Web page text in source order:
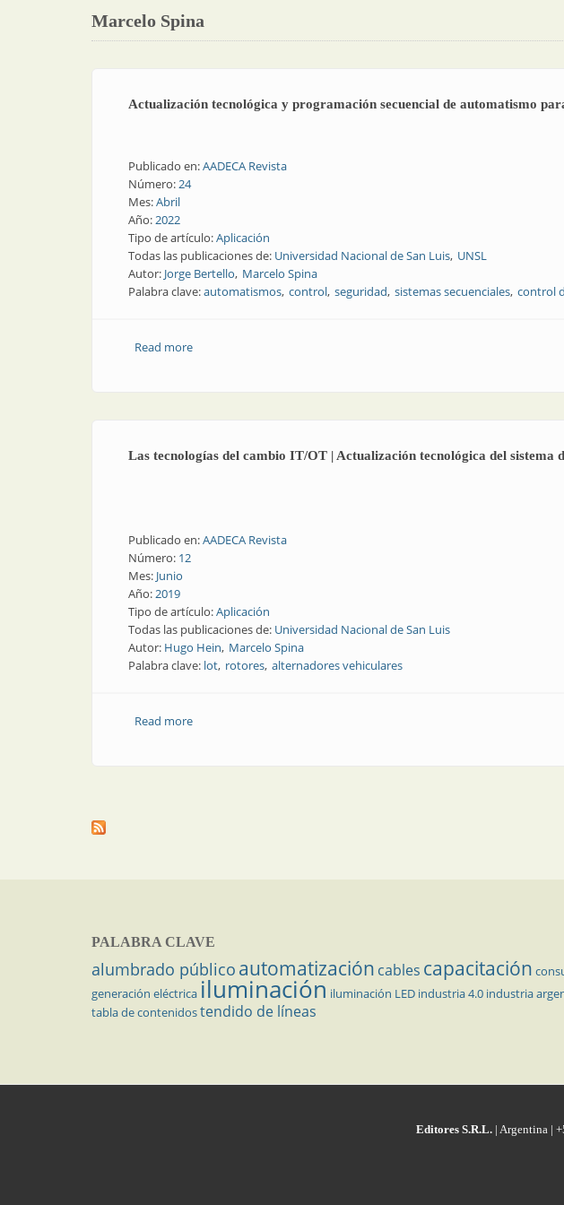
Marcelo Spina
Actualización tecnológica y programación secuencial de automatismo
Publicado en:AADECA Revista
Número:24
Mes:Abril
Año:2022
Tipo de artículo:Aplicación
Todas las publicaciones de: Universidad Nacional de San Luis UNSL
Autor: Jorge Bertello Marcelo Spina
Palabra clave:automatismos control seguridad sistemas secuenciales control
Read moreabout Actualización tecnológica y programación secuencial de
Las tecnologías del cambio IT/OT | Actualización tecnológica del sistema
Publicado en:AADECA Revista
Número: 12
Mes: Junio
Año:2019
Tipo de artículo:Aplicación
Todas las publicaciones de: Universidad Nacional de San Luis
Autor: Hugo Hein Marcelo Spina
Palabra clave: lot rotores alternadores vehiculares
Read moreabout Las tecnologías del cambio IT/OT | Actualización tecnológica
PALABRA CLAVE
alumbrado público automatización cables capacitación
generación eléctrica iluminación iluminación LED industria 4.0 industria
tabla de contenidostendido de líneas
Editores S.R.L.| Argentina |